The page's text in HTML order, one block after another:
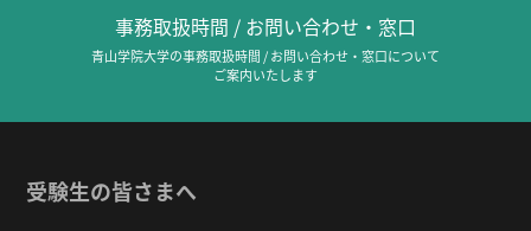
事務取扱時間 / お問い合わせ・窓口
青山学院大学の事務取扱時間 / お問い合わせ・窓口について
ご案内いたします
受験生の皆さまへ